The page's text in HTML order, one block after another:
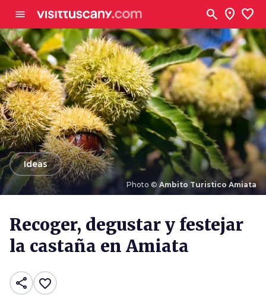
menu search location_on favorite
Photo © Ambito Turistico Amiata
arrow_backIdeas
Recoger, degustar y festejar
la castaña en Amiata
share favorite_border